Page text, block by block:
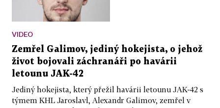
VIDEO
Zemřel Galimov, jediný hokejista, o jehož
život bojovali záchranáři po havárii
letounu JAK-42
Jediný hokejista, který přežil havárii letounu JAK-42 s
týmem KHL Jaroslavl, Alexandr Galimov, zemřel v